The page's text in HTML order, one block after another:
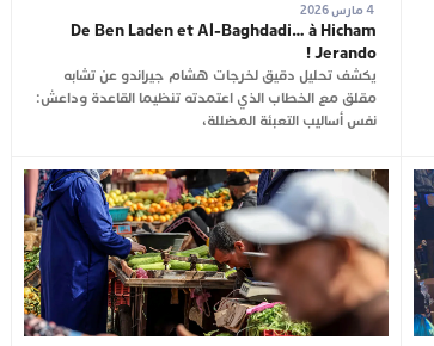
4 مارس 2026
De Ben Laden et Al-Baghdadi… à Hicham
Jerando !
يكشف تحليل دقيق لخرجات هشام جيراندو عن تشابه
مقلق مع الخطاب الذي اعتمدته تنظيما القاعدة وداعش:
نفس أساليب التعبئة المضللة،